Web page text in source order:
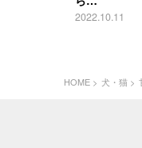
2022.10.11
HOME 犬・猫